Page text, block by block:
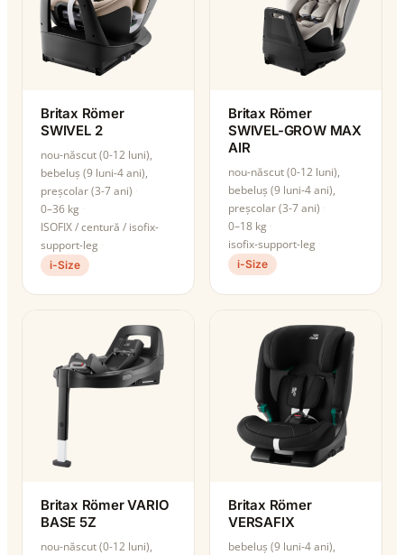
Britax Römer
SWIVEL 2
nou-născut (0-12 luni),
bebeluș (9 luni-4 ani),
preșcolar (3-7 ani)
0–36 kg
ISOFIX / centură / isofix-
support-leg
i-Size
Britax Römer
SWIVEL-GROW MAX
AIR
nou-născut (0-12 luni),
bebeluș (9 luni-4 ani),
preșcolar (3-7 ani)
0–18 kg
isofix-support-leg
i-Size
Britax Römer VARIO
BASE 5Z
nou-născut (0-12 luni),
Britax Römer
VERSAFIX
bebeluș (9 luni-4 ani),